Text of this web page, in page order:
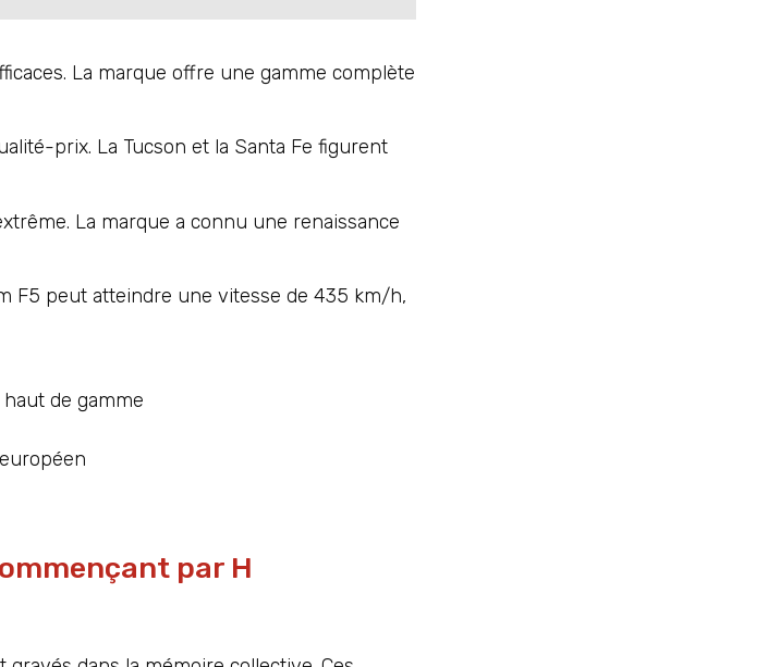
La marque offre une gamme complète
prix. La Tucson et la Santa Fe figurent
La marque a connu une renaissance
F5 peut atteindre une vitesse de 435 km/h,
de gamme
par H